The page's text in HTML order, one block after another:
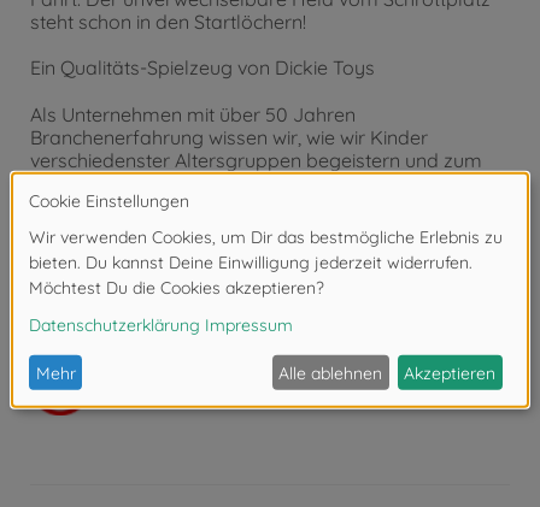
steht schon in den Startlöchern!
Ein Qualitäts-Spielzeug von Dickie Toys
Als Unternehmen mit über 50 Jahren
Branchenerfahrung wissen wir, wie wir Kinder
verschiedenster Altersgruppen begeistern und zum
Spielen animieren. Schon die Kleinsten beginnen sehr
früh damit, die zahlreichen Spielfunktionen zu
entdecken und zu testen. Dickie Toys schult so die
motorischen Fähigkeiten und geht zudem erste
Schritte in Richtung Verkehrserziehung. Ob im
Kinderzimmer oder draußen im Freien, mit Dickie Toys
ist der Spielspaß absolut garantiert.
Nicht geeignet für Kinder unter 3
Jahren. Erstickungsgefahr durch Kleinteile.